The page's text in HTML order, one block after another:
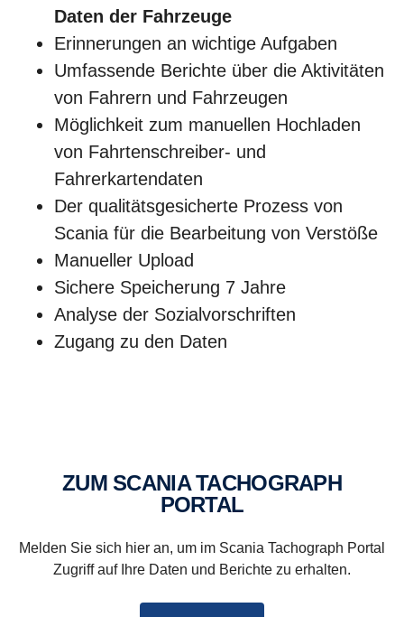
Daten der Fahrzeuge
Erinnerungen an wichtige Aufgaben
Umfassende Berichte über die Aktivitäten
von Fahrern und Fahrzeugen
Möglichkeit zum manuellen Hochladen
von Fahrtenschreiber- und
Fahrerkartendaten
Der qualitätsgesicherte Prozess von
Scania für die Bearbeitung von Verstöße
Manueller Upload
Sichere Speicherung 7 Jahre
Analyse der Sozialvorschriften
Zugang zu den Daten
ZUM SCANIA TACHOGRAPH
PORTAL
Melden Sie sich hier an, um im Scania Tachograph Portal
Zugriff auf Ihre Daten und Berichte zu erhalten.